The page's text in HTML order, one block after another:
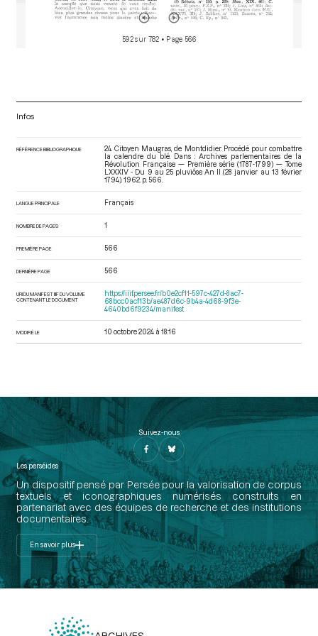
592 sur 782 • Page 566
Infos
RÉFÉRENCE BIBLIOGRAPHIQUE
24. Citoyen Maugras, de Montdidier. Procédé pour combattre
la calendre du blé. Dans : Archives parlementaires de la
Révolution Française — Première série (1787-1799) — Tome
LXXXIV - Du 9 au 25 pluviôse An II (28 janvier au 13 février
1794) . 1962. p. 566.
LANGUE PRINCIPALE Français
NOMBRE DE PAGES 1
PREMIÈRE PAGE 566
DERNIÈRE PAGE 566
URI DU MANIFEST IIIF DU VOLUME
CONTENANT LE DOCUMENT
https://iiif.persee.fr/b0e2cf11-597c-427d-8ac7-
68bcc0acf13b/ae487d6c-9b4a-4d68-9f3e-
4640bd6f9234/manifest
MODIFIÉ LE 10 octobre 2024 à 18:16
Suivez-nous
Les perséides
Un dispositif pensé par Persée pour la valorisation de corpus
textuels et iconographiques numérisés construits en
partenariat avec des équipes de recherche et des institutions
documentaires.
En savoir plus